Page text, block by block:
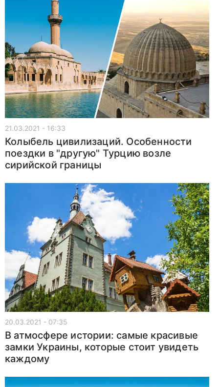
21.03.2021 - 16:33
Колыбель цивилизаций. Особенности
поездки в "другую" Турцию возле
сирийской границы
20.03.2021 - 07:35
В атмосфере истории: самые красивые
замки Украины, которые стоит увидеть
каждому